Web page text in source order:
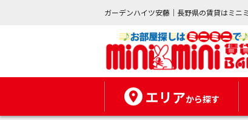
ガーデンハイツ安藤｜長野県の賃貸はミニ
エリアから探す